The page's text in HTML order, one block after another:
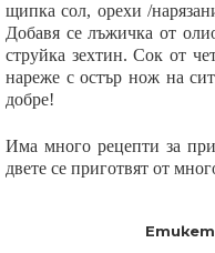
щипка сол, орехи /
Добавя се лъжичка от
струйка зехтин. Сок от
нареже с остър нож на
добре!
Има много рецепти за
двете се приготвят от